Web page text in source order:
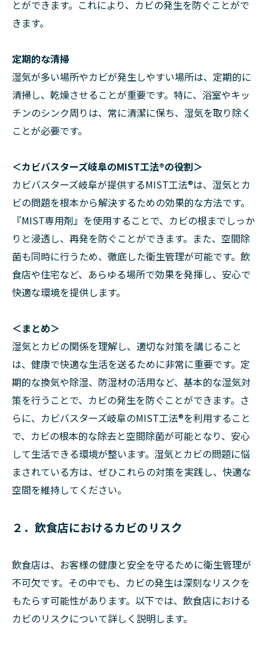
とができます。これにより、カビの発生を防ぐことがで
きます。
定期的な清掃
湿気が多い場所やカビが発生しやすい場所は、定期的に
清掃し、乾燥させることが重要です。特に、浴室やキッ
チンのシンク周りは、常に清潔に保ち、湿気を取り除く
ことが必要です。
＜カビバスターズ岐阜のMIST工法®の役割＞
カビバスターズ岐阜が提供するMIST工法®は、湿気とカ
ビの問題を根本から解決するための効果的な方法です。
『MIST専用剤』を使用することで、カビの根までしっか
りと浸透し、再発を防ぐことができます。また、空間除
菌も同時に行うため、徹底した衛生管理が可能です。飲
食店や住宅など、あらゆる場所で効果を発揮し、安心で
快適な環境を提供します。
＜まとめ＞
湿気とカビの関係を理解し、適切な対策を講じること
は、健康で快適な生活を送るために非常に重要です。定
期的な換気や除湿、防湿材の活用など、基本的な湿気対
策を行うことで、カビの発生を防ぐことができます。さ
らに、カビバスターズ岐阜のMIST工法®を利用すること
で、カビの根本的な除去と空間除菌が可能となり、安心
して生活できる環境が整います。湿気とカビの問題に悩
まされている方は、ぜひこれらの対策を実践し、快適な
空間を維持してください。
２．飲食店におけるカビのリスク
飲食店は、お客様の健康と安全を守るために衛生管理が
不可欠です。その中でも、カビの発生は深刻なリスクを
もたらす可能性があります。以下では、飲食店における
カビのリスクについて詳しく説明します。